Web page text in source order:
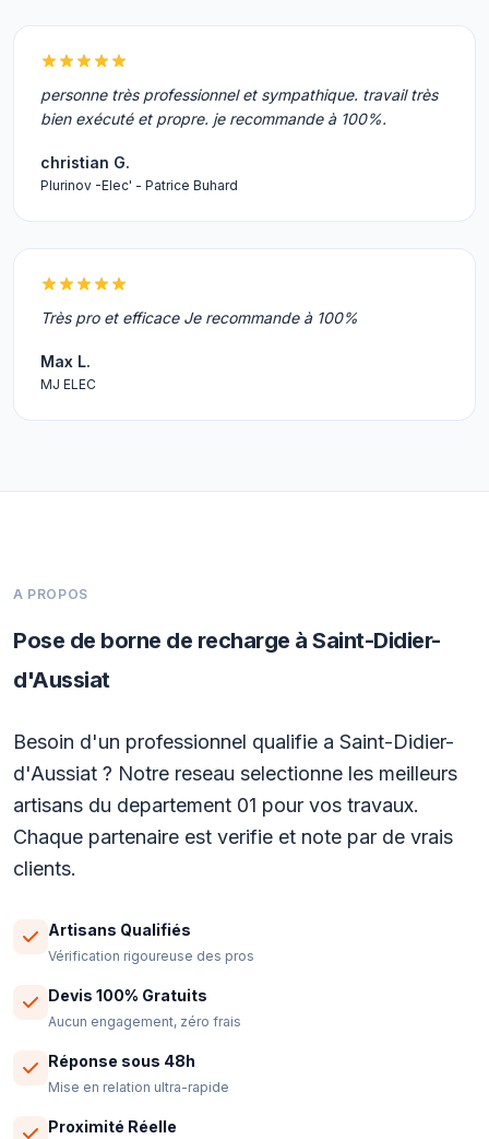
personne très professionnel et sympathique. travail très
bien exécuté et propre. je recommande à 100%.
christian G.
Plurinov -Elec' - Patrice Buhard
Très pro et efficace Je recommande à 100%
Max L.
MJ ELEC
A PROPOS
Pose de borne de recharge à Saint-Didier-
d'Aussiat
Besoin d'un professionnel qualifie a Saint-Didier-
d'Aussiat ? Notre reseau selectionne les meilleurs
artisans du departement 01 pour vos travaux.
Chaque partenaire est verifie et note par de vrais
clients.
Artisans Qualifiés
Vérification rigoureuse des pros
Devis 100% Gratuits
Aucun engagement, zéro frais
Réponse sous 48h
Mise en relation ultra-rapide
Proximité Réelle